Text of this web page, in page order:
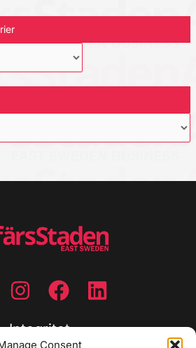
Consent
Integritet